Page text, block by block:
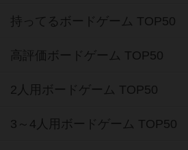
持ってるボードゲーム TOP50
高評価ボードゲーム TOP50
2人用ボードゲーム TOP50
3～4人用ボードゲーム TOP50